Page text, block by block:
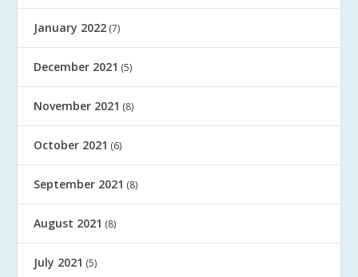
January 2022 (7)
December 2021 (5)
November 2021 (8)
October 2021 (6)
September 2021 (8)
August 2021 (8)
July 2021 (5)